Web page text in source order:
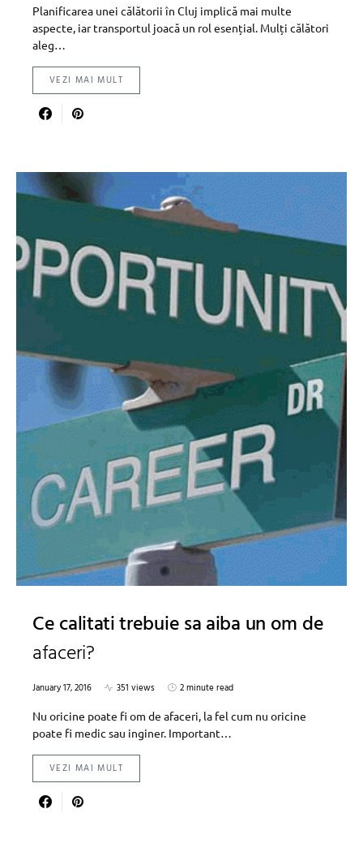
Planificarea unei călătorii în Cluj implică mai multe
aspecte, iar transportul joacă un rol esențial. Mulți călători
aleg…
VEZI MAI MULT
Ce calitati trebuie sa aiba un om de
afaceri?
January 17, 2016 351 views
2 minute read
Nu oricine poate fi om de afaceri, la fel cum nu oricine
poate fi medic sau inginer. Important…
VEZI MAI MULT